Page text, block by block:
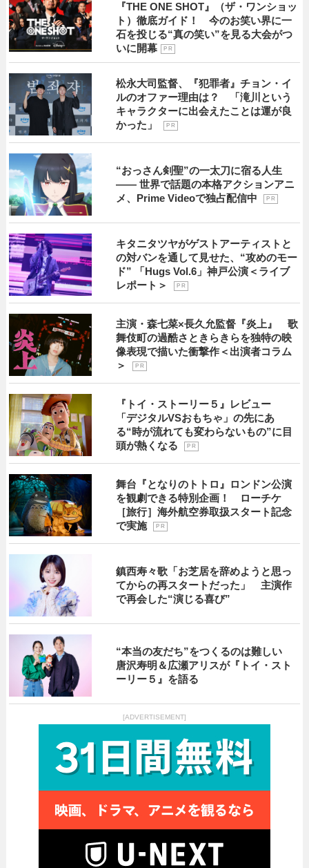
『THE ONE SHOT』（ザ・ワンショッ
ト）徹底ガイド！ 今のお笑い界に一
石を投じる“真の笑い”を見る大会がつ
いに開幕
P R
松永大司監督、『犯罪者』チョン・イ
ルのオファー理由は？ 「滝川という
キャラクターに出会えたことは運が良
かった」
P R
“おっさん剣聖”の一太刀に宿る人生
―― 世界で話題の本格アクションアニ
メ、Prime Videoで独占配信中
P R
キタニタツヤがゲストアーティストと
の対バンを通して見せた、“攻めのモー
ド” 「Hugs Vol.6」神戸公演＜ライブ
レポート＞
P R
主演・森七菜×長久允監督『炎上』 歌
舞伎町の過酷さときらきらを独特の映
像表現で描いた衝撃作＜出演者コラム
＞
P R
『トイ・ストーリー５』レビュー
「デジタルVSおもちゃ」の先にあ
る“時が流れても変わらないもの”に目
頭が熱くなる
P R
舞台『となりのトトロ』ロンドン公演
を観劇できる特別企画！ ローチケ
［旅行］海外航空券取扱スタート記念
で実施
P R
鎮西寿々歌「お芝居を辞めようと思っ
てからの再スタートだった」 主演作
で再会した“演じる喜び”
“本当の友だち”をつくるのは難しい
唐沢寿明＆広瀬アリスが『トイ・スト
ーリー５』を語る
[ADVERTISEMENT]